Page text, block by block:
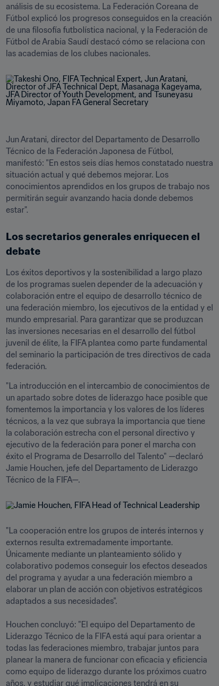
análisis de su ecosistema. La Federación Coreana de
Fútbol explicó los progresos conseguidos en la creación
de una filosofía futbolística nacional, y la Federación de
Fútbol de Arabia Saudí destacó cómo se relaciona con
las academias de los clubes nacionales.
Jun Aratani, director del Departamento de Desarrollo
Técnico de la Federación Japonesa de Fútbol,
manifestó: "En estos seis días hemos constatado nuestra
situación actual y qué debemos mejorar. Los
conocimientos aprendidos en los grupos de trabajo nos
permitirán seguir avanzando hacia donde debemos
Los secretarios generales enriquecen el
debate
Los éxitos deportivos y la sostenibilidad a largo plazo
de los programas suelen depender de la adecuación y
colaboración entre el equipo de desarrollo técnico de
una federación miembro, los ejecutivos de la entidad y el
mundo empresarial. Para garantizar que se produzcan
las inversiones necesarias en el desarrollo del fútbol
juvenil de élite, la FIFA plantea como parte fundamental
del seminario la participación de tres directivos de cada
federación.
"La introducción en el intercambio de conocimientos de
un apartado sobre dotes de liderazgo hace posible que
fomentemos la importancia y los valores de los líderes
técnicos, a la vez que subraya la importancia que tiene
la colaboración estrecha con el personal directivo y
ejecutivo de la federación para poner el marcha con
éxito el Programa de Desarrollo del Talento" —declaró
Jamie Houchen, jefe del Departamento de Liderazgo
Técnico de la FIFA—.
"La cooperación entre los grupos de interés internos y
externos resulta extremadamente importante.
Únicamente mediante un planteamiento sólido y
colaborativo podemos conseguir los efectos deseados
del programa y ayudar a una federación miembro a
elaborar un plan de acción con objetivos estratégicos
adaptados a sus necesidades".
Houchen concluyó: "El equipo del Departamento de
Liderazgo Técnico de la FIFA está aquí para orientar a
todas las federaciones miembro, trabajar juntos para
planear la manera de funcionar con eficacia y eficiencia
como equipo de liderazgo durante los próximos cuatro
años, y estudiar qué implicaciones tendrá en su